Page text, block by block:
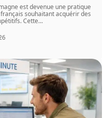
est devenue une pratique
souhaitant acquérir des
Cette…